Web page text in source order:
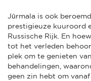
Jūrmala is ook
prestigieuze kuuroord
Russische Rijk. En
tot het verleden
plek om te genieten
behandelingen,
geen zin hebt om